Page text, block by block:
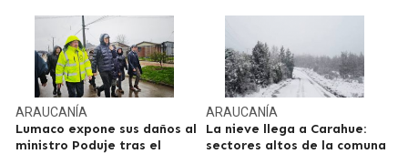
ARAUCANÍA
Lumaco expone sus daños al
ministro Poduje tras el
ARAUCANÍA
La nieve llega a Carahue:
sectores altos de la comuna